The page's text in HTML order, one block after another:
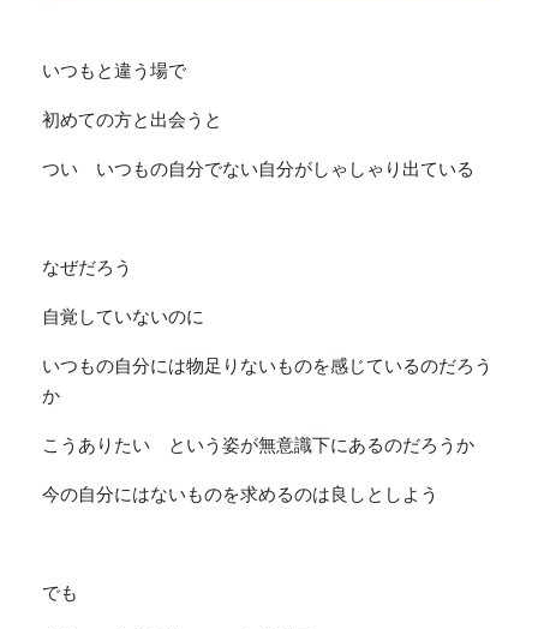
いつもと違う場で
初めての方と出会うと
つい いつもの自分でない自分がしゃしゃり出ている
なぜだろう
自覚していないのに
いつもの自分には物足りないものを感じているのだろう
か
こうありたい という姿が無意識下にあるのだろうか
今の自分にはないものを求めるのは良しとしよう
でも